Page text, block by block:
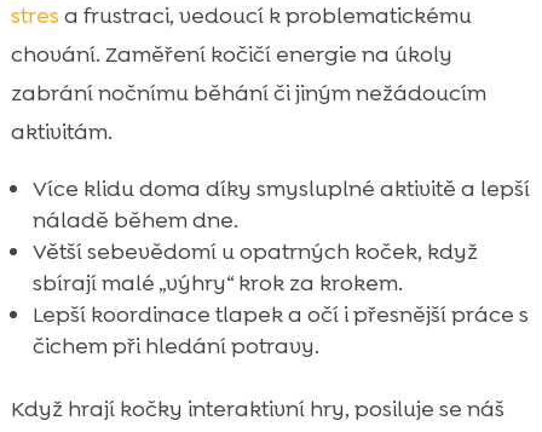
stres a frustraci, vedoucí k problematickému
chování. Zaměření kočičí energie na úkoly
zabrání nočnímu běhání či jiným nežádoucím
aktivitám.
Více klidu doma díky smysluplné aktivitě a lepší
náladě během dne.
Větší sebevědomí u opatrných koček, když
sbírají malé „výhry“ krok za krokem.
Lepší koordinace tlapek a očí i přesnější práce s
čichem při hledání potravy.
Když hrají kočky interaktivní hry, posiluje se náš